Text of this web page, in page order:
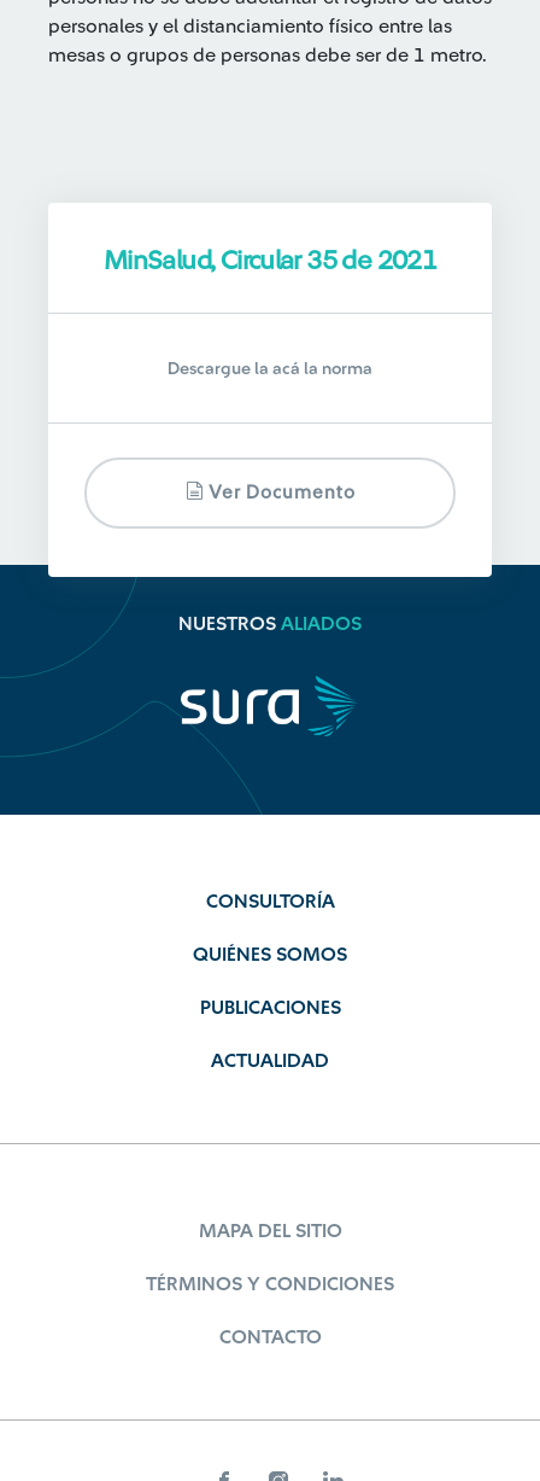
personales y el distanciamiento físico entre las
mesas o grupos de personas debe ser de 1 metro.
MinSalud, Circular 35 de 2021
Descargue la acá la norma
Ver Documento
NUESTROS ALIADOS
CONSULTORÍA
QUIÉNES SOMOS
PUBLICACIONES
ACTUALIDAD
MAPA DEL SITIO
TÉRMINOS Y CONDICIONES
CONTACTO